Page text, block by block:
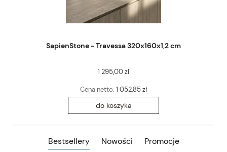
SapienStone - Travessa 320x160x1,2 cm
1 295,00 zł
Cena netto: 1 052,85 zł
do koszyka
Bestsellery Nowości Promocje